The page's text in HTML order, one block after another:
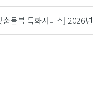
춤돌봄 특화서비스] 2026